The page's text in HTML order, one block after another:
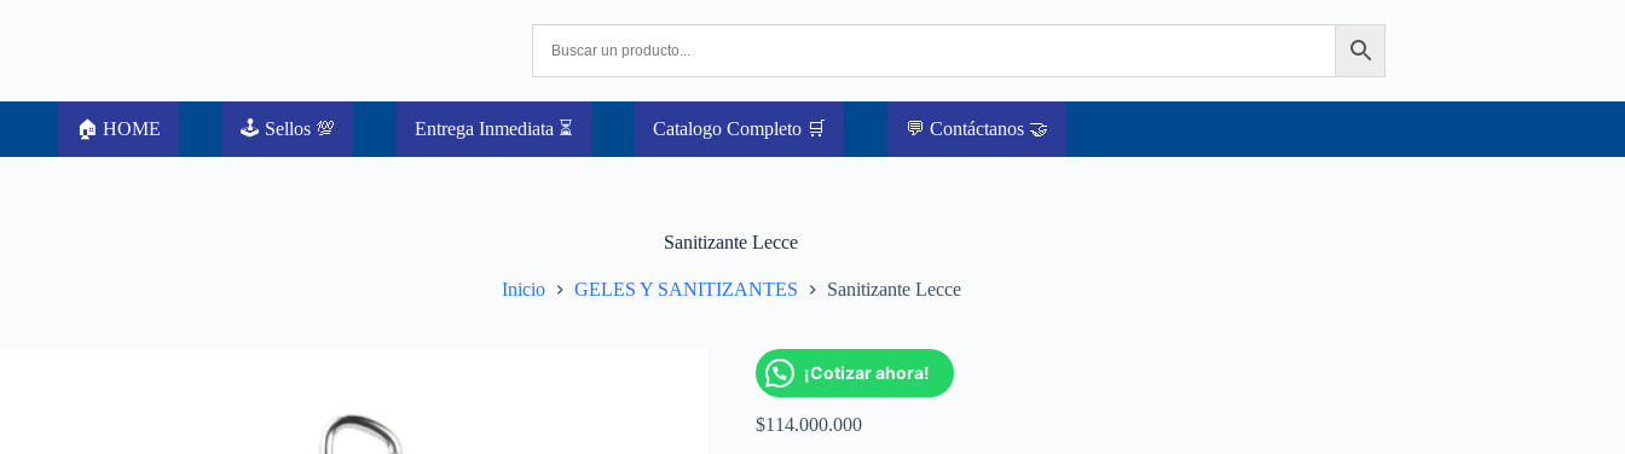
🏠 HOME 🕹️ Sellos 💯 Entrega Inmediata ⏳ Catalogo Completo 🛒 💬 Contáctanos 🤝
Sanitizante Lecce
Inicio GELES Y SANITIZANTES Sanitizante Lecce
¡Cotizar ahora!
$114.000.000